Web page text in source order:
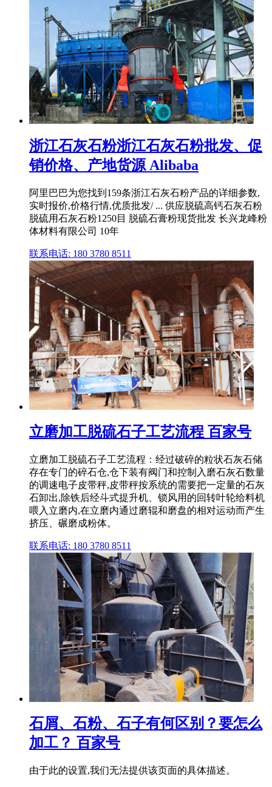
浙江石灰石粉浙江石灰石粉批发、促
销价格、产地货源 Alibaba
阿里巴巴为您找到159条浙江石灰石粉产品的详细参数,
实时报价,价格行情,优质批发/ ... 供应脱硫高钙石灰石粉
脱硫用石灰石粉1250目 脱硫石膏粉现货批发 长兴龙峰粉
体材料有限公司 10年
联系电话: 180 3780 8511
立磨加工脱硫石子工艺流程 百家号
立磨加工脱硫石子工艺流程：经过破碎的粒状石灰石储
存在专门的碎石仓,仓下装有阀门和控制入磨石灰石数量
的调速电子皮带秤,皮带秤按系统的需要把一定量的石灰
石卸出,除铁后经斗式提升机、锁风用的回转叶轮给料机
喂入立磨内,在立磨内通过磨辊和磨盘的相对运动而产生
挤压、碾磨成粉体。
联系电话: 180 3780 8511
石屑、石粉、石子有何区别？要怎么
加工？ 百家号
由于此的设置,我们无法提供该页面的具体描述。